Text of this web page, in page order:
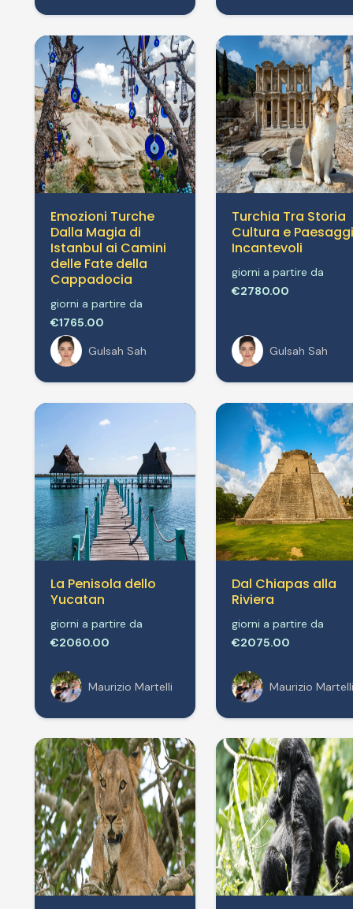
Emozioni Turche
Dalla Magia di
Istanbul ai Camini
delle Fate della
Cappadocia
giorni a partire da
€1765.00
Gulsah Sah
Turchia Tra Storia
Cultura e Paesaggi
Incantevoli
giorni a partire da
€2780.00
Gulsah Sah
La Penisola dello
Yucatan
giorni a partire da
€2060.00
Maurizio Martelli
Dal Chiapas alla
Riviera
giorni a partire da
€2075.00
Maurizio Martelli